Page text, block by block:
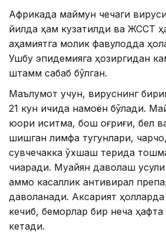
Африкада маймун чечаги
йилда ҳам кузатилди ва ЖССТ
аҳамиятга молик фавқулодда
Ушбу эпидемияга ҳозиргидан
штамм сабаб бўлган.
Маълумот учун, вируснинг
21 кун ичида намоён бўлади.
юқори иситма, бош оғриғи, бел
шишган лимфа тугунлари,
сувчечакка ўхшаш терида
чиқаради. Муайян даволаш
аммо касаллик антивирал
даволанади. Аксарият ҳолларда
кечиб, беморлар бир неча ҳафта
кетади.